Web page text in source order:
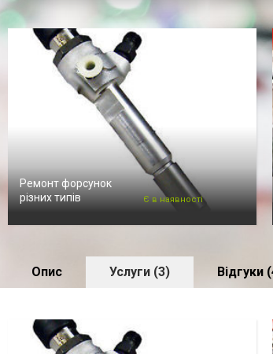
Ремонт форсунок
різних типів
Є в наявності
Опис Услуги (3) Відгуки